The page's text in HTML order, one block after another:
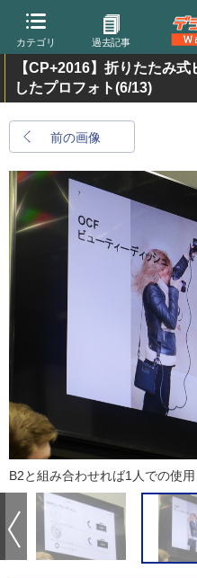
カテゴリ 過去記事
【CP+2016】折りたたみ
したプロフォト(6/13)
前の画像
B2と組み合わせれば1人での使